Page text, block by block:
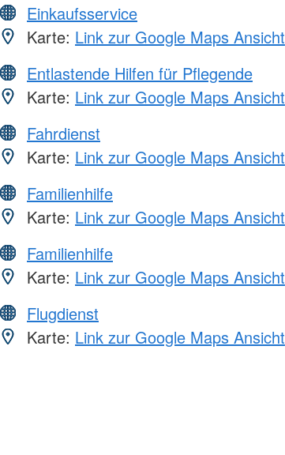
Einkaufsservice
Karte: Link zur Google Maps Ansicht
Entlastende Hilfen für Pflegende
Karte: Link zur Google Maps Ansicht
Fahrdienst
Karte: Link zur Google Maps Ansicht
Familienhilfe
Karte: Link zur Google Maps Ansicht
Familienhilfe
Karte: Link zur Google Maps Ansicht
Flugdienst
Karte: Link zur Google Maps Ansicht